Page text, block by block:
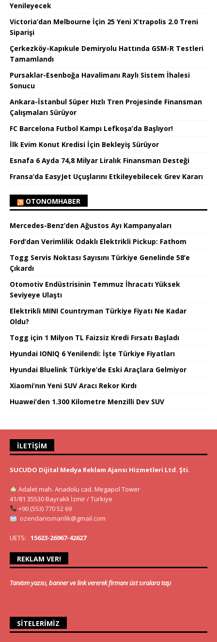
Yenileyecek
Victoria’dan Melbourne İçin 25 Yeni X’trapolis 2.0 Treni
Siparişi
Çerkezköy-Kapıkule Demiryolu Hattında GSM-R Testleri
Tamamlandı
Pursaklar-Esenboğa Havalimanı Raylı Sistem İhalesi
Sonucu
Ankara-İstanbul Süper Hızlı Tren Projesinde Finansman
Çalışmaları Sürüyor
FC Barcelona Futbol Kampı Lefkoşa’da Başlıyor!
İlk Evim Konut Kredisi İçin Bekleyiş Sürüyor
Esnafa 6 Ayda 74,8 Milyar Liralık Finansman Desteği
Fransa’da EasyJet Uçuşlarını Etkileyebilecek Grev Kararı
OTONOMHABER
Mercedes-Benz’den Ağustos Ayı Kampanyaları
Ford’dan Verimlilik Odaklı Elektrikli Pickup: Fathom
Togg Servis Noktası Sayısını Türkiye Genelinde 58’e
Çıkardı
Otomotiv Endüstrisinin Temmuz İhracatı Yüksek
Seviyeye Ulaştı
Elektrikli MINI Countryman Türkiye Fiyatı Ne Kadar
Oldu?
Togg için 1 Milyon TL Faizsiz Kredi Fırsatı Başladı
Hyundai IONIQ 6 Yenilendi: İşte Türkiye Fiyatları
Hyundai Bluelink Türkiye’de Eski Araçlara Gelmiyor
Xiaomi’nın Yeni SUV Aracı Rekor Kırdı
Huawei’den 1.300 Kilometre Menzilli Dev SUV
İLETIŞIM
SUCUDO Dijital Medya Reklam Ajansı Hizmetleri Ltd. Şti.
Adalet mah. Anadolu cad. Megapol Tower
41/81 35530 Bayraklı İzmir / Türkiye
+90 (553) 770 52 69
ozendanismanlik@gmail.com
UETS: 15623-26967-42627
REKLAM VER!
Tanıtım yazısı, banner ve link vererek firmanı üst sıralara taşı
SITELERIMIZ